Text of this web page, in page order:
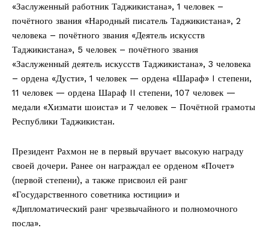
«Заслуженный работник Таджикистана», 1 человек –
почётного звания «Народный писатель Таджикистана», 2
человека – почётного звания «Деятель искусств
Таджикистана», 5 человек – почётного звания
«Заслуженный деятель искусств Таджикистана», 3 человека
– ордена «Дусти», 1 человек — ордена «Шараф» I степени,
11 человек — ордена Шараф II степени, 107 человек —
медали «Хизмати шоиста» и 7 человек – Почётной грамоты
Республики Таджикистан.
Президент Рахмон не в первый вручает высокую награду
своей дочери. Ранее он награждал ее орденом «Почет»
(первой степени), а также присвоил ей ранг
«Государственного советника юстиции» и
«Дипломатический ранг чрезвычайного и полномочного
посла».